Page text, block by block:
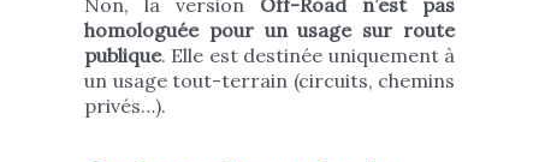
Non, la version Off-Road n’est pas
homologuée pour un usage sur route
publique. Elle est destinée uniquement à
un usage tout-terrain (circuits, chemins
privés…).